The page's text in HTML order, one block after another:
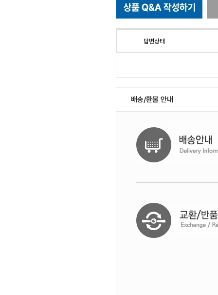
답변상태
배송/환불 안내